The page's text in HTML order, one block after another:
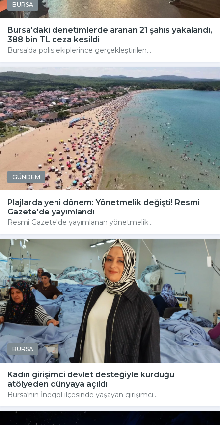
BURSA
Bursa'daki denetimlerde aranan 21 şahıs yakalandı,
388 bin TL ceza kesildi
Bursa'da polis ekiplerince gerçekleştirilen...
GÜNDEM
Plajlarda yeni dönem: Yönetmelik değişti! Resmi
Gazete'de yayımlandı
Resmi Gazete'de yayımlanan yönetmelik...
BURSA
Kadın girişimci devlet desteğiyle kurduğu
atölyeden dünyaya açıldı
Bursa'nın İnegöl ilçesinde yaşayan girişimci...